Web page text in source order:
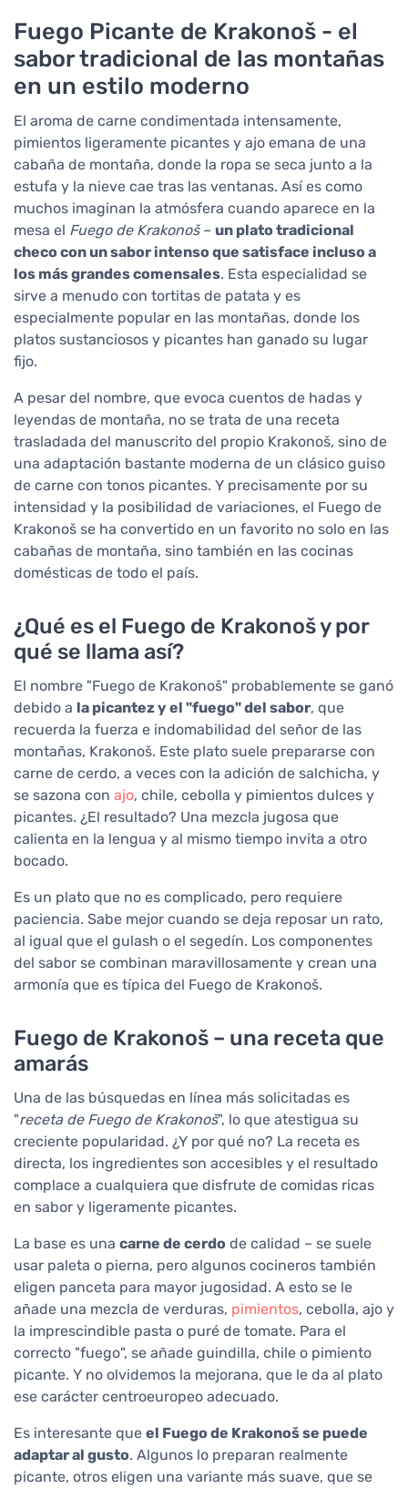
Fuego Picante de Krakonoš - el
sabor tradicional de las montañas
en un estilo moderno
El aroma de carne condimentada intensamente,
pimientos ligeramente picantes y ajo emana de una
cabaña de montaña, donde la ropa se seca junto a la
estufa y la nieve cae tras las ventanas. Así es como
muchos imaginan la atmósfera cuando aparece en la
mesa el Fuego de Krakonoš– un plato tradicional
checo con un sabor intenso que satisface incluso a
los más grandes comensales. Esta especialidad se
sirve a menudo con tortitas de patata y es
especialmente popular en las montañas, donde los
platos sustanciosos y picantes han ganado su lugar
fijo.
A pesar del nombre, que evoca cuentos de hadas y
leyendas de montaña, no se trata de una receta
trasladada del manuscrito del propio Krakonoš, sino de
una adaptación bastante moderna de un clásico guiso
de carne con tonos picantes. Y precisamente por su
intensidad y la posibilidad de variaciones, el Fuego de
Krakonoš se ha convertido en un favorito no solo en las
cabañas de montaña, sino también en las cocinas
domésticas de todo el país.
¿Qué es el Fuego de Krakonoš y por
qué se llama así?
El nombre "Fuego de Krakonoš" probablemente se ganó
debido a la picantez y el "fuego" del sabor, que
recuerda la fuerza e indomabilidad del señor de las
montañas, Krakonoš. Este plato suele prepararse con
carne de cerdo, a veces con la adición de salchicha, y
se sazona con ajo, chile, cebolla y pimientos dulces y
picantes. ¿El resultado? Una mezcla jugosa que
calienta en la lengua y al mismo tiempo invita a otro
bocado.
Es un plato que no es complicado, pero requiere
paciencia. Sabe mejor cuando se deja reposar un rato,
al igual que el gulash o el segedín. Los componentes
del sabor se combinan maravillosamente y crean una
armonía que es típica del Fuego de Krakonoš.
Fuego de Krakonoš – una receta que
amarás
Una de las búsquedas en línea más solicitadas es
"receta de Fuego de Krakonoš", lo que atestigua su
creciente popularidad. ¿Y por qué no? La receta es
directa, los ingredientes son accesibles y el resultado
complace a cualquiera que disfrute de comidas ricas
en sabor y ligeramente picantes.
La base es una carne de cerdo de calidad – se suele
usar paleta o pierna, pero algunos cocineros también
eligen panceta para mayor jugosidad. A esto se le
añade una mezcla de verduras, pimientos, cebolla, ajo y
la imprescindible pasta o puré de tomate. Para el
correcto "fuego", se añade guindilla, chile o pimiento
picante. Y no olvidemos la mejorana, que le da al plato
ese carácter centroeuropeo adecuado.
Es interesante que el Fuego de Krakonoš se puede
adaptar al gusto. Algunos lo preparan realmente
picante, otros eligen una variante más suave, que se